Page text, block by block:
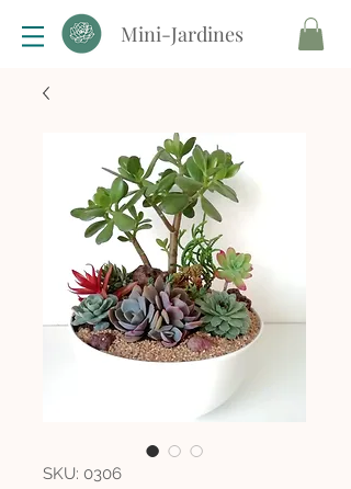
Mini-Jardines
SKU: 0306